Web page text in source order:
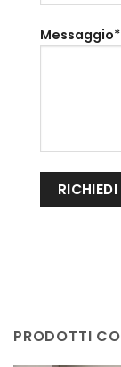
Messaggio*
PRODOTTI